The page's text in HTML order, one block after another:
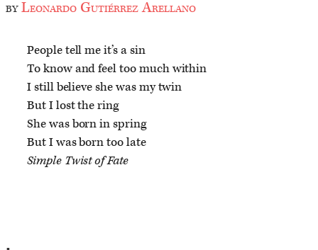
byLeonardo Gutiérrez Arellano
People tell me it’s a sin
To know and feel too much within
I still believe she was my twin
But I lost the ring
She was born in spring
But I was born too late
Simple Twist of Fate